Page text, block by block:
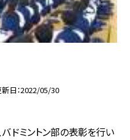
日 2022/05/30
バドミントン部の表彰を行い